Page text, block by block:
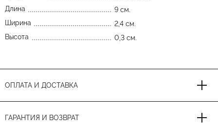
Длина
9 см.
Ширина
2,4 см.
Высота
0,3 см.
ОПЛАТА И ДОСТАВКА
ГАРАНТИЯ И ВОЗВРАТ